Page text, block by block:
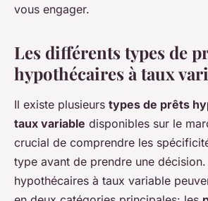
vous engager.
Les différents types de
hypothécaires à taux
Il existe plusieurs types de prêts
taux variable disponibles sur le
crucial de comprendre les
type avant de prendre une
hypothécaires à taux variable